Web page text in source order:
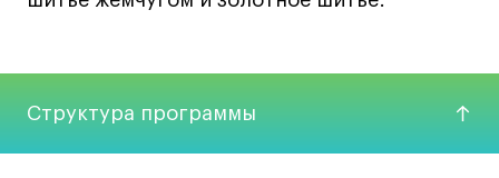
Для школьников
Долгосрочные
Структура программы